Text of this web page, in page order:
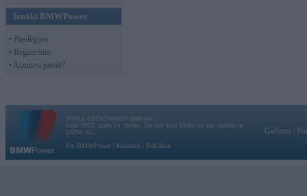
Ienākt BMWPower
• Pieslēgties
• Reģistrēties
• Aizmirsi paroli?
Vortāls BMWPower.lv darbojas
kopš 2002. gada 14. maija. Tas nav auto klubs un nav saistīts ar
BMW AG.
Par BMWPower
Kontakti Reklāma
Galvena